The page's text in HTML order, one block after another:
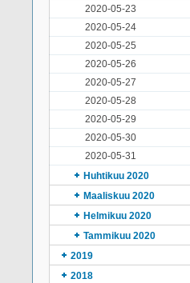
2020-05-23
2020-05-24
2020-05-25
2020-05-26
2020-05-27
2020-05-28
2020-05-29
2020-05-30
2020-05-31
Huhtikuu 2020
Maaliskuu 2020
Helmikuu 2020
Tammikuu 2020
2019
2018